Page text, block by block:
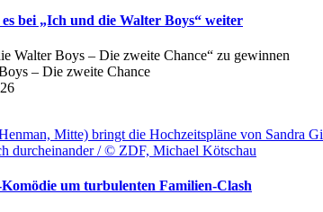
bei „Ich und die Walter Boys“ weiter
Walter Boys – Die zweite Chance“ zu gewinnen
Mitte) bringt die Hochzeitspläne von Sandra
durcheinander / © ZDF, Michael Kötschau
um turbulenten Familien-Clash